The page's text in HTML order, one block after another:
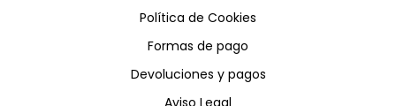
Política de Cookies
Formas de pago
Devoluciones y pagos